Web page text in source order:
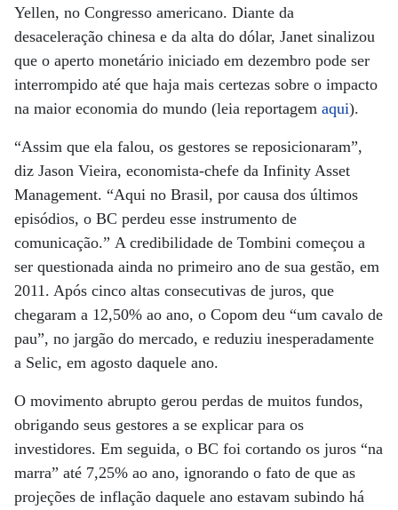
Yellen, no Congresso americano. Diante da
desaceleração chinesa e da alta do dólar, Janet sinalizou
que o aperto monetário iniciado em dezembro pode ser
interrompido até que haja mais certezas sobre o impacto
na maior economia do mundo (leia reportagem aqui).
“Assim que ela falou, os gestores se reposicionaram”,
diz Jason Vieira, economista-chefe da Infinity Asset
Management. “Aqui no Brasil, por causa dos últimos
episódios, o BC perdeu esse instrumento de
comunicação.” A credibilidade de Tombini começou a
ser questionada ainda no primeiro ano de sua gestão, em
2011. Após cinco altas consecutivas de juros, que
chegaram a 12,50% ao ano, o Copom deu “um cavalo de
pau”, no jargão do mercado, e reduziu inesperadamente
a Selic, em agosto daquele ano.
O movimento abrupto gerou perdas de muitos fundos,
obrigando seus gestores a se explicar para os
investidores. Em seguida, o BC foi cortando os juros “na
marra” até 7,25% ao ano, ignorando o fato de que as
projeções de inflação daquele ano estavam subindo há